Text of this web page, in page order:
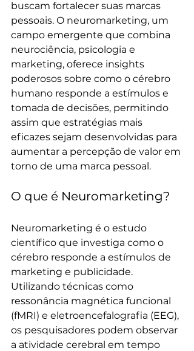
buscam fortalecer suas marcas
pessoais. O neuromarketing, um
campo emergente que combina
neurociência, psicologia e
marketing, oferece insights
poderosos sobre como o cérebro
humano responde a estímulos e
tomada de decisões, permitindo
assim que estratégias mais
eficazes sejam desenvolvidas para
aumentar a percepção de valor em
torno de uma marca pessoal.
O que é Neuromarketing?
Neuromarketing é o estudo
científico que investiga como o
cérebro responde a estímulos de
marketing e publicidade.
Utilizando técnicas como
ressonância magnética funcional
(fMRI) e eletroencefalografia (EEG),
os pesquisadores podem observar
a atividade cerebral em tempo